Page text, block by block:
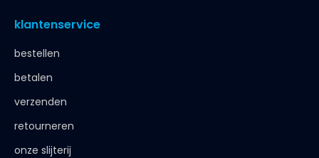
klantenservice
bestellen
betalen
verzenden
retourneren
onze slijterij